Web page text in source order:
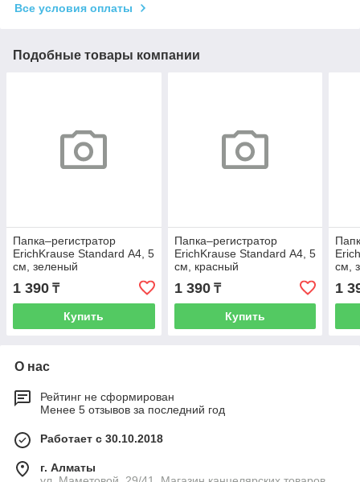
Все условия оплаты
Подобные товары компании
Папка–регистратор
ErichKrause Standard А4, 5
см, зеленый
1 390 ₸
Купить
Папка–регистратор
ErichKrause Standard А4, 5
см, красный
1 390₸
Купить
см,
1
О нас
Рейтинг не сформирован
Менее 5 отзывов за последний год
Работает с 30.10.2018
г. Алматы